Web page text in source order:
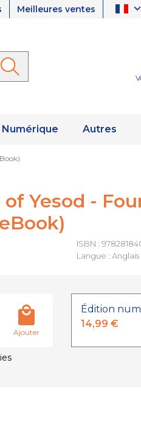
Meilleures ventes
Numérique Autres
Yesod -
ISBN :
Langue : Anglais
Ajouter
Édition
14,99 €